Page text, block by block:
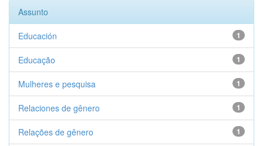
Assunto
1
Educación
1
Educação
1
Mulheres e pesquisa
1
Relaciones de gênero
1
Relações de gênero